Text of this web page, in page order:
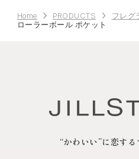
Home PRODUCTS
フレグ
ローラーボール ポケット
“かわいい”に恋する